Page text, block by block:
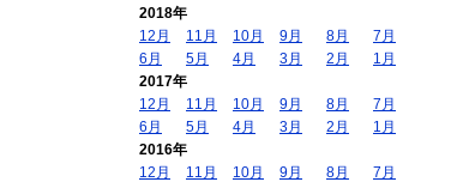
2018年
12月
11月 10月 9月 8月
7月
6月
5月 4月 3月 2月
1月
2017年
12月
11月 10月 9月 8月
7月
6月
5月 4月 3月 2月
1月
2016年
12月
11月 10月 9月 8月
7月